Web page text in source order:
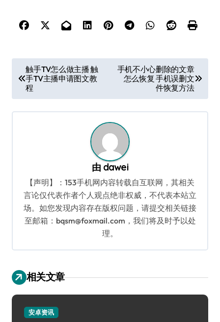
章
导
航
触手TV怎么做主播 触
手TV主播申请图文教
程
手机不小心删除的文章
怎么恢复 手机误删文
件恢复方法
由 dawei
【声明】：153手机网内容转载自互联网，其相关
言论仅代表作者个人观点绝非权威，不代表本站立
场。如您发现内容存在版权问题，请提交相关链接
至邮箱：bqsm@foxmail.com，我们将及时予以处
理。
相关文章
安卓资讯